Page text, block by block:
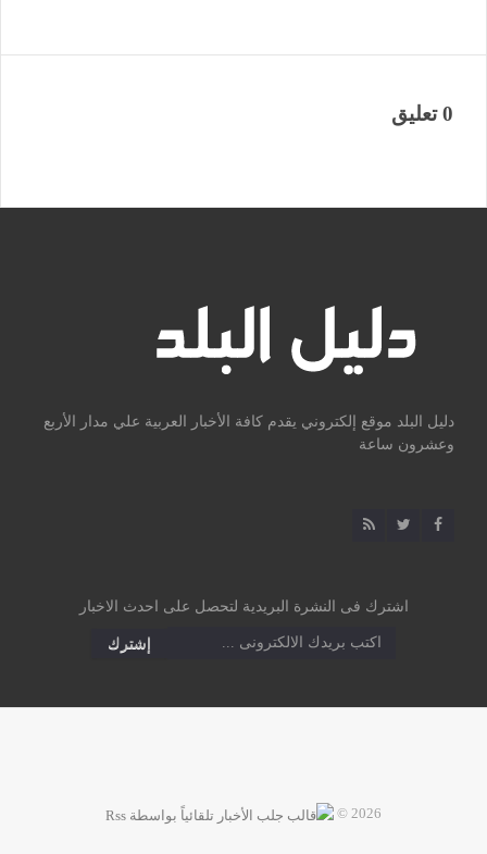
0 تعليق
دليل البلد موقع إلكتروني يقدم كافة الأخبار العربية علي مدار الأربع
وعشرون ساعة
اشترك فى النشرة البريدية لتحصل على احدث الاخبار
2026 ©